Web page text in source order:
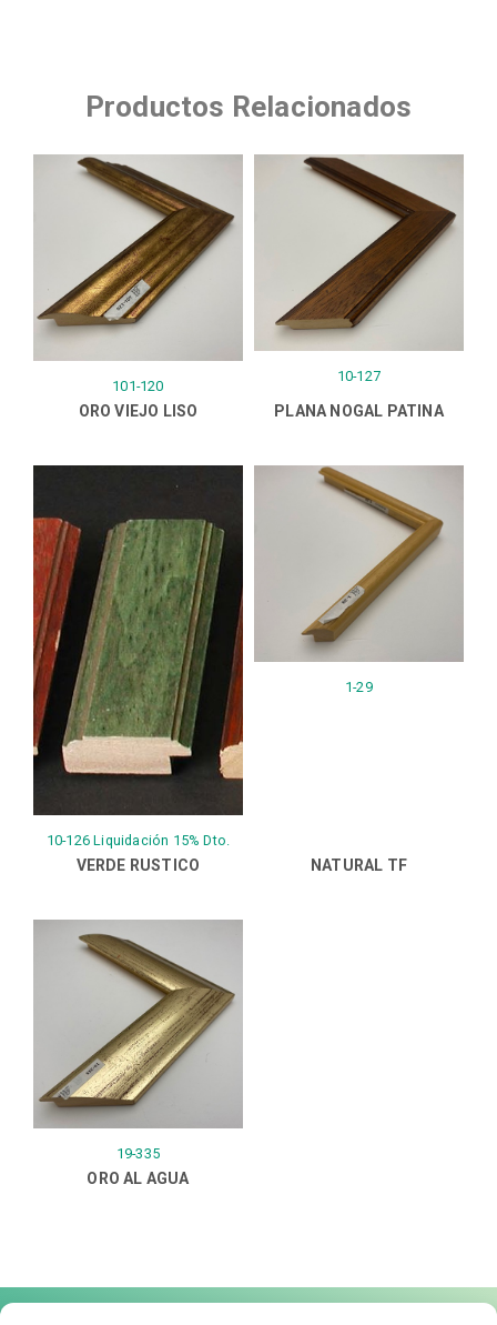
Productos Relacionados
101-120
ORO VIEJO LISO
10-127
PLANA NOGAL PATINA
10-126 Liquidación 15% Dto.
VERDE RUSTICO
1-29
NATURAL TF
19-335
ORO AL AGUA